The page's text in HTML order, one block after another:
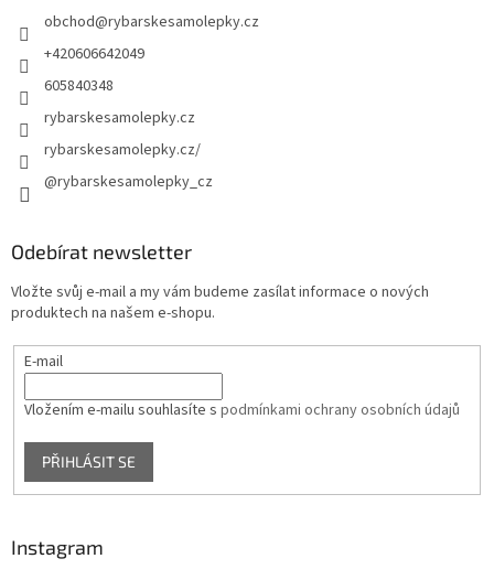
obchod@rybarskesamolepky.cz
+420606642049
605840348
rybarskesamolepky.cz
rybarskesamolepky.cz/
@rybarskesamolepky_cz
Odebírat newsletter
Vložte svůj e-mail a my vám budeme zasílat informace o nových
produktech na našem e-shopu.
E-mail
Vložením e-mailu souhlasíte s podmínkami ochrany osobních údajů
PŘIHLÁSIT SE
Instagram